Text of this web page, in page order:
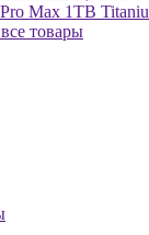
Max 1TB
товары